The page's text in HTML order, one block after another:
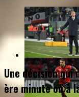
Une décision
ère minute ou à